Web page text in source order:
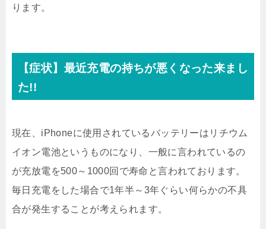
ります。
【症状】最近充電の持ちが悪くなった来まし
た!!
現在、iPhoneに使用されているバッテリーはリチウム
イオン電池というものになり、一般に言われているの
が充放電を500～1000回で寿命と言われております。
毎日充電をした場合で1年半～3年ぐらい何らかの不具
合が発生することが考えられます。